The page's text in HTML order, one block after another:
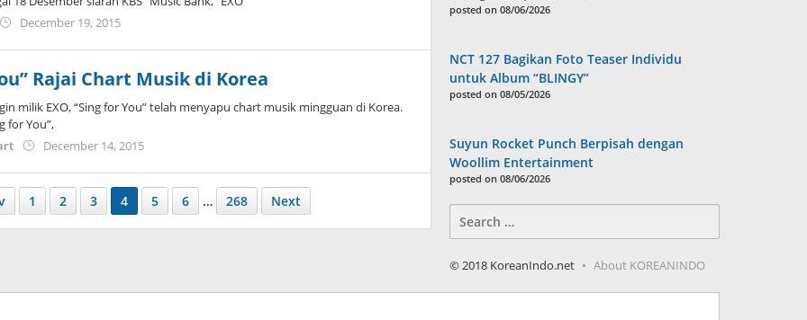
December 19, 2015by
Rajai Chart Musik di Korea
milik EXO, “Sing for You” telah menyapu chart musik mingguan di Korea.
for You”,
December 14, 2015by
1 2 3 4 5 6 … 268 Next
posted on 08/06/2026
NCT 127 Bagikan Foto Teaser Individu
untuk Album “BLINGY”
posted on 08/05/2026
Suyun Rocket Punch Berpisah dengan
Woollim Entertainment
posted on 08/06/2026
for:
© 2018 KoreanIndo.net About KOREANINDO